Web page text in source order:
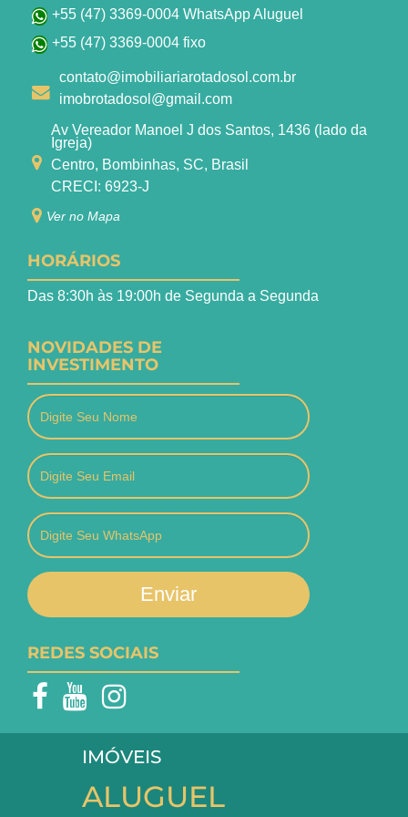
+55 (47) 3369-0004 WhatsApp Aluguel
+55 (47) 3369-0004 fixo
contato@imobiliariarotadosol.com.br
imobrotadosol@gmail.com
Av Vereador Manoel J dos Santos, 1436 (lado da
Igreja)
Centro, Bombinhas, SC, Brasil
CRECI: 6923-J
Ver no Mapa
HORÁRIOS
Das 8:30h às 19:00h de Segunda a Segunda
NOVIDADES DE
INVESTIMENTO
Enviar
REDES SOCIAIS
IMÓVEIS
ALUGUEL